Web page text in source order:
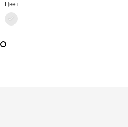
Цвет